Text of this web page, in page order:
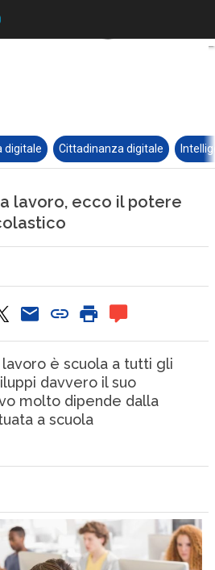
digitale Cittadinanza digitale
lavoro, ecco il potere
lavoro è scuola a tutti gli
davvero il suo
molto dipende dalla
a scuola